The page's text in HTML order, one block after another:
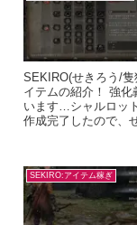
SEKIRO(せきろう/
イテムの紹介！ 強
います…シャルロッ
作成完了したので、
SEKIRO:アイテム稼ぎ